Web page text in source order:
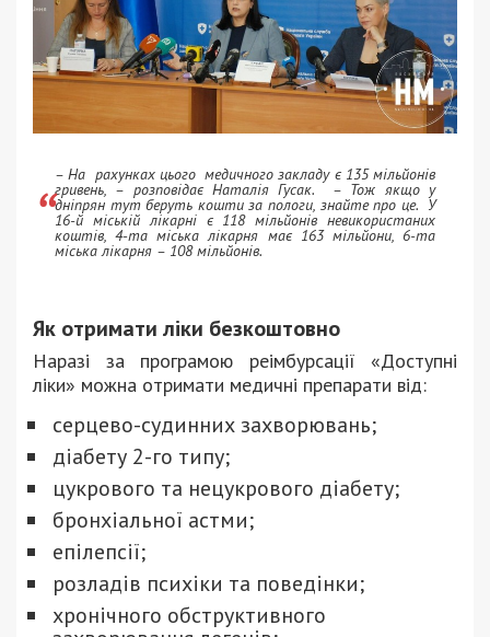
– На рахунках цього медичного закладу є 135 мільйонів
гривень, – розповідає Наталія Гусак. – Тож якщо у
дніпрян тут беруть кошти за пологи, знайте про це. У
16-й міській лікарні є 118 мільйонів невикористаних
коштів, 4-та міська лікарня має 163 мільйони, 6-та
міська лікарня – 108 мільйонів.
Як отримати ліки безкоштовно
Наразі за програмою реімбурсації «Доступні
ліки» можна отримати медичні препарати від:
серцево-судинних захворювань;
діабету 2-го типу;
цукрового та нецукрового діабету;
бронхіальної астми;
епілепсії;
розладів психіки та поведінки;
хронічного обструктивного